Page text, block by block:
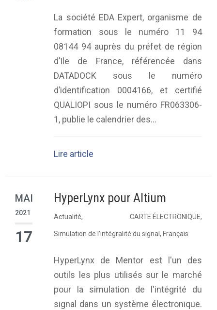
La société EDA Expert, organisme de
formation sous le numéro 11 94
08144 94 auprès du préfet de région
d’Ile de France, référencée dans
DATADOCK sous le numéro
d’identification 0004166, et certifié
QUALIOPI sous le numéro FR063306-
1, publie le calendrier des...
Lire article
MAI
2021
17
HyperLynx pour Altium
Actualité, CARTE ÉLECTRONIQUE,
Simulation de l'intégralité du signal, Français
HyperLynx de Mentor est l'un des
outils les plus utilisés sur le marché
pour la simulation de l'intégrité du
signal dans un système électronique.